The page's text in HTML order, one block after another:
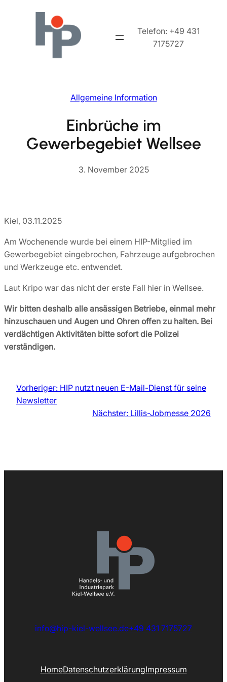
Telefon: +49 431
7175727
Allgemeine Information
Einbrüche im
Gewerbegebiet Wellsee
3. November 2025
Kiel, 03.11.2025
Am Wochenende wurde bei einem HIP-Mitglied im
Gewerbegebiet eingebrochen, Fahrzeuge aufgebrochen
und Werkzeuge etc. entwendet.
Laut Kripo war das nicht der erste Fall hier in Wellsee.
Wir bitten deshalb alle ansässigen Betriebe, einmal mehr
hinzuschauen und Augen und Ohren offen zu halten. Bei
verdächtigen Aktivitäten bitte sofort die Polizei
verständigen.
Vorheriger: HIP nutzt neuen E-Mail-Dienst für seine
Newsletter
Nächster: Lillis-Jobmesse 2026
info@hip-kiel-wellsee.de+49 431 7175727
HomeDatenschutzerklärungImpressum